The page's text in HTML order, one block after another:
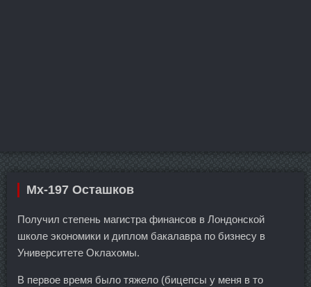
Mx-197 Осташков
Получил степень магистра финансов в Лондонской
школе экономики и диплом бакалавра по бизнесу в
Университете Оклахомы.
В первое время было тяжело (бицепсы у меня в то